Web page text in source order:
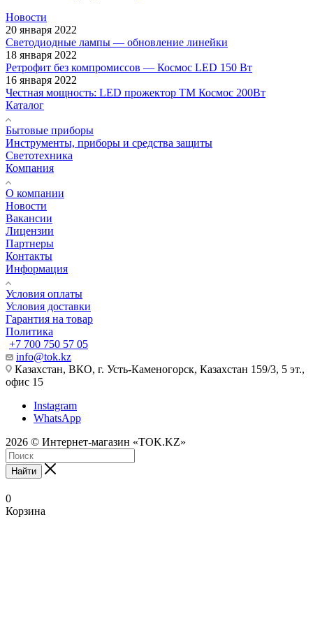
Новости
20 января 2022
Светодиодные лампы — обновление линейки
18 января 2022
Ретрофит без компромиссов — Космос LED 150 Вт
16 января 2022
Честная мощность: LED прожектор ТМ Космос 200Вт
Каталог
Бытовые приборы
Инструменты, приборы и средства защиты
Светотехника
Компания
О компании
Новости
Вакансии
Лицензии
Партнеры
Контакты
Информация
Условия оплаты
Условия доставки
Гарантия на товар
Политика
+7 700 750 57 05
info@tok.kz
Казахстан, ВКО, г. Усть-Каменогорск, Казахстан 159/3, 5 эт.,
офис 15
Instagram
WhatsApp
2026 © Интернет-магазин «TOK.KZ»
Найти
0
Корзина